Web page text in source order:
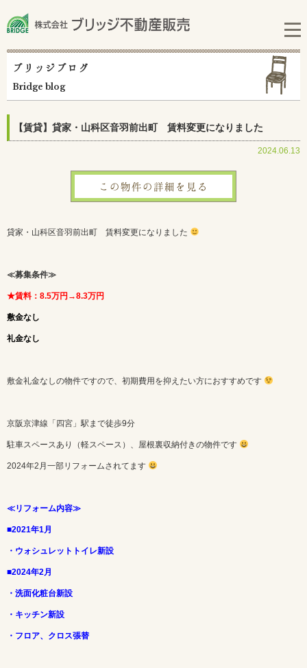
ブリッジブログ
Bridge blog
【賃貸】貸家・山科区音羽前出町 賃料変更になりました
2024.06.13
この物件の詳細を見る
貸家・山科区音羽前出町 賃料変更になりました
≪募集条件≫
★賃料：8.5万円→8.3万円
敷金なし
礼金なし
敷金礼金なしの物件ですので、初期費用を抑えたい方におすすめです
京阪京津線「四宮」駅まで徒歩9分
駐車スペースあり（軽スペース）、屋根裏収納付きの物件です
2024年2月一部リフォームされてます
≪リフォーム内容≫
■2021年1月
・ウォシュレットトイレ新設
■2024年2月
・洗面化粧台新設
・キッチン新設
・フロア、クロス張替